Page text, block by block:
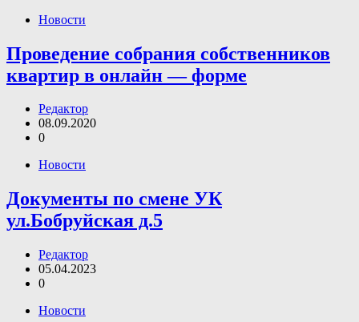
Новости
Проведение собрания собственников
квартир в онлайн — форме
Редактор
08.09.2020
0
Новости
Документы по смене УК
ул.Бобруйская д.5
Редактор
05.04.2023
0
Новости